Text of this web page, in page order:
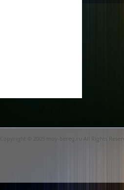
Copyright © 2005 moy-bereg.ru All Rights